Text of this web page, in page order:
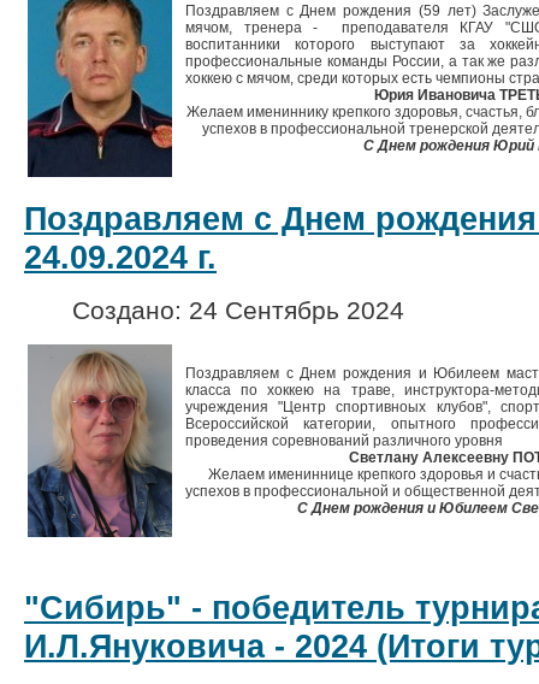
Поздравляем с Днем рождения (59 лет)
мячом, тренера - преподавателя КГАУ
воспитанники которого выступают за
профессиональные команды России, а так же
хоккею с мячом, среди которых есть чемпионы
Юрия Ивановича
Желаем имениннику крепкого здоровья, счастья,
успехов в профессиональной тренерской
С Днем рождения Юрий
Поздравляем с Днем
24.09.2024 г.
Создано: 24 Сентябрь 2024
Поздравляем с Днем рождения и Юбилеем
класса по хоккею на траве, инструктора-
учреждения "Центр спортивноых клубов",
Всероссийской категории, опытного
проведения соревнований различного уровня
Светлану Алексеевну
Желаем имениннице крепкого здоровья и
успехов в профессиональной и общественной
С Днем рождения и Юбилеем
"Сибирь" - победитель
И.Л.Януковича - 2024 (Итоги